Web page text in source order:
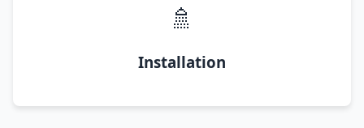
🚿
Installation